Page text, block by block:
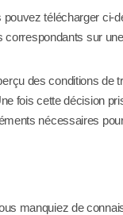
pouvez télécharger
correspondants sur
des conditions de
fois cette décision
nécessaires
manquiez de